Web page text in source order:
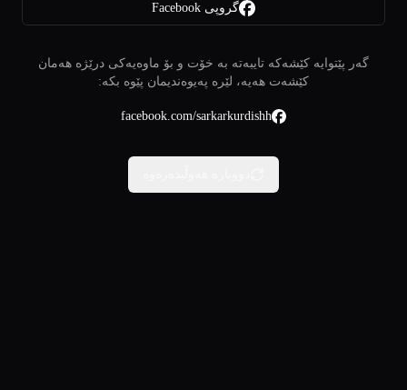
گروپی Facebook
گەر پێتوایە کێشەکە تایبەتە بە خۆت و بۆ ماوەیەکی درێژە هەمان
کێشەت هەیە، لێرە پەیوەندیمان پێوە بکە:
facebook.com/sarkarkurdishh